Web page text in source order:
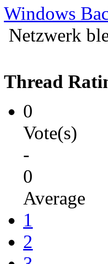
Windows
Netzwerk
Thread
0
Vote(s)
-
0
Average
1
2